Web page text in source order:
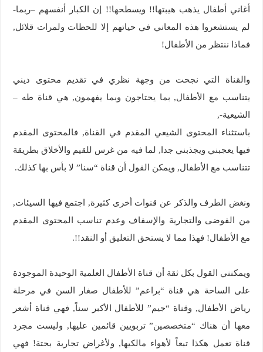
أغاني أطفال يذهب هيبتها!! ويسطحها!! إن الكبار أنفسهم –ربما-
لم يستشعروا هذه المعاني في حياتهم إلا للحظات ولمرات قلائل,
فماذا ننتظر من الأطفال!
والقناة التي نجحت من وجهة نظري في تقديم محتوى ديني
يتناسب مع الأطفال, بما يحتاجون وبما يفهمون, هي قناة طه –
الشيعية-,
باستثناء المحتوى الشيعي المقدم في القناة, فالمحتوى المقدم
فيها يعجبني ويجذبني جدا, لما فيه من غرس للقيم والأخلاق بطريقة
تتناسب مع الأطفال, ويمكن القول أن قناة “سنا” لا بأس بها كذلك.
ونغض الطرف والذكر عن قنوات أخرى كثيرة, اجتمع فيها السيئات,
من الفوضى والتجارية والإسفاف وعدم تناسب المحتوى المقدم
مع الأطفال! فهذا مما لا يستحق التعليق أو النقد!!.
ويمكنني القول بكل ثقة أن قناة الأطفال العلمية الوحيدة الموجودة
على الساحة هي قناة “براعم” للأطفال صغار السن في مرحلة
رياض الأطفال, وقناة “جيم” للأطفال الأكبر سناً, فهي قناة أشعر
معها أن هناك “متخصصين” تربويين قائمين عليها, وليست مجرد
قناة تعمل هكذا تبعاً لأهواء مالكيها, ولأغراض تجارية بحتة! فهي